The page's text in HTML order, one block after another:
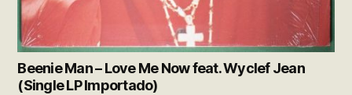
Beenie Man – Love Me Now feat. Wyclef Jean
(Single LP Importado)